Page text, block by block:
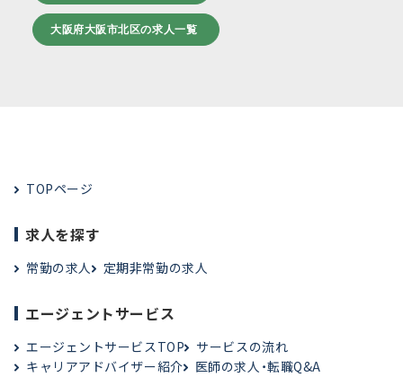
大阪府大阪市北区の求人一覧
TOPページ
求人を探す
常勤の求人 定期非常勤の求人
エージェントサービス
エージェントサービスTOP
サービスの流れ
キャリアアドバイザー紹介
医師の求人・転職Q&A